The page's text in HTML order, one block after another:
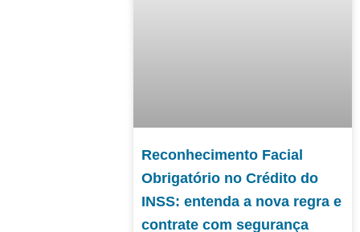
Reconhecimento Facial
Obrigatório no Crédito do
INSS: entenda a nova regra e
contrate com segurança